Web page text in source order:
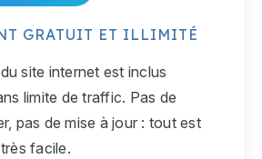
GRATUIT ET ILLIMITÉ
site internet est inclus
limite de traffic. Pas de
pas de mise à jour : tout est
facile.